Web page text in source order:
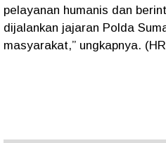
pelayanan humanis dan
dijalankan jajaran Polda
masyarakat,” ungkapnya.